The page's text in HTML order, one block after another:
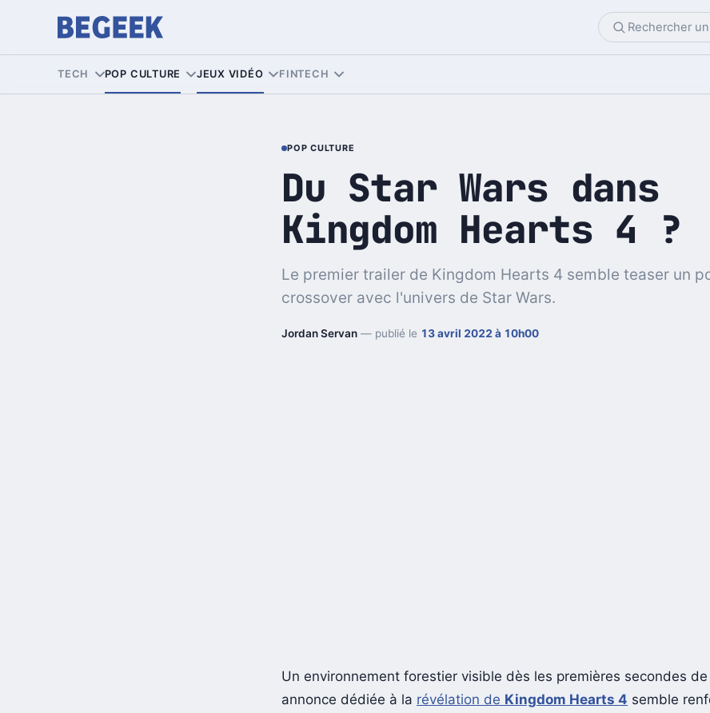
TECH POP CULTURE JEUX VIDÉO FINTECH
POP CULTURE
Du Star Wars dans
Kingdom Hearts 4 ?
Le premier trailer de Kingdom Hearts 4 semble teaser un
crossover avec l'univers de Star Wars.
Jordan Servan — publié le 13 avril 2022 à 10h00
Un environnement forestier visible dès les premières secondes
annonce dédiée à la révélation de Kingdom Hearts 4 semble